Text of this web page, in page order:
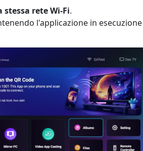
rete Wi-Fi.
l'applicazione in esecuzione